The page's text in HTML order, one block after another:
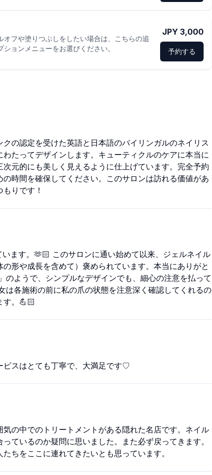
オフや塗りつぶしをしたい場合は、こちらの追
ションメニューをお選びください。
JPY 3,000
予約する
の認定を受けた英語と日本語のバイリンガルのネイリス
たってデザインします。キューティクルのケアに本当に
元的にも美しく見えるように仕上げています。完全予約
時間を確保してください。このサロンは訪れる価値があ
りです！
ます。🫶🏻 このサロンに通い始めて以来、ジェルネイル
形や成長を含めて）褒められています。本当にありがと
ようで、シンプルなデザインでも、細心の注意を払って
各施術の前に私の爪の状態を注意深く確認してくれるの
す。💪🏻
ビスはとても丁寧で、大満足です♡
の中でのトリートメントがある隠れた名店です。ネイル
ているのか疑問に思いました。また必ず戻ってきます。
ちをここに連れてきたいとも思っています。